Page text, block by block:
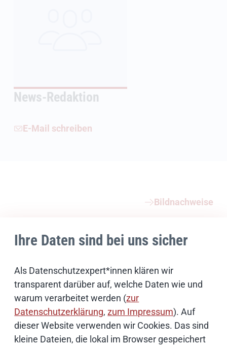
Ihre Daten sind bei uns sicher
Als Datenschutzexpert*innen klären wir
transparent darüber auf, welche Daten wie und
warum verarbeitet werden (zur
Datenschutzerklärung,zum Impressum). Auf
dieser Website verwenden wir Cookies. Das sind
kleine Dateien, die lokal im Browser gespeichert
News-Redaktion
E-Mail schreiben
Bildnachweise
Künstliche Intelligenz
Open Source
IT Sicherheit